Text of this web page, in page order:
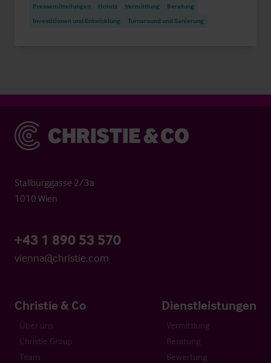
Pressemitteilungen Hotels Vermittlung
Beratung
Investitionen und Entwicklung
Turnaround und Sanierung
Christie & Co
Stallburggasse 2/3a
1010 Wien
+43 1 890 53 570
vienna@christie.com
Christie & Co
Über uns
Christie Group
Team
Dienstleistungen
Vermittlung
Beratung
Bewertung